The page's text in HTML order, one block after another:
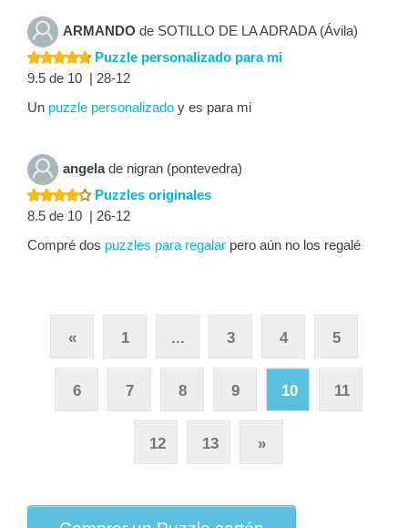
ARMANDO de SOTILLO DE LA ADRADA (Ávila)
Puzzle personalizado para mi
9.5 de 10 | 28-12
Un puzzle personalizado y es para mi
angelade nigran (pontevedra)
Puzzles originales
8.5 de 10 | 26-12
Compré dos puzzles para regalar pero aún no los regalé
« 1 ... 3 4 5
6 7 8 9 10 11
12 13 »